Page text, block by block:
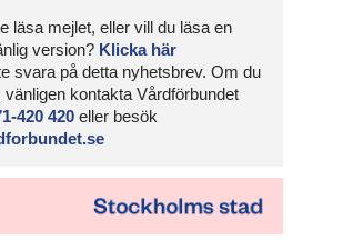
läsa mejlet, eller vill du läsa en
version? Klicka här
svara på detta nyhetsbrev. Om du
vänligen kontakta Vårdförbundet
420 420 eller besök